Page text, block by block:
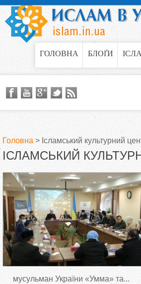
Jump to
ГОЛОВНА БЛОҐИ
В
и
є
т
у
Головна > Ісламський культурний
ІСЛАМСЬКИЙ
мусульман України «Умма» та...